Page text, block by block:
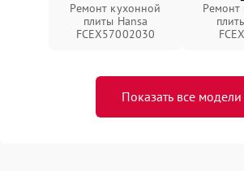
Ремонт кухонной
плиты Hansa
FCEX57002030
Ремонт
Показать все модели